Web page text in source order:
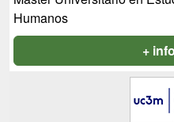
Humanos
+